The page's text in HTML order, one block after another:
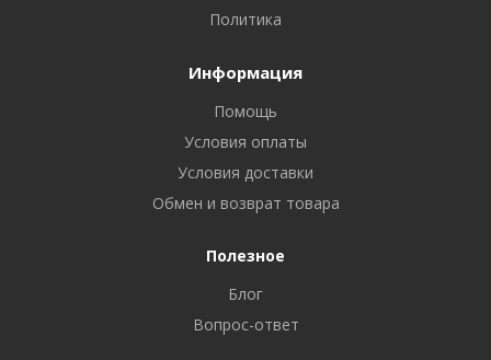
Политика
Информация
Помощь
Условия оплаты
Условия доставки
Обмен и возврат товара
Полезное
Блог
Вопрос-ответ